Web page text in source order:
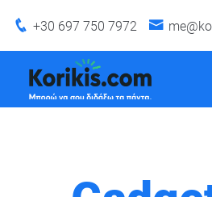
+30 697 750 7972